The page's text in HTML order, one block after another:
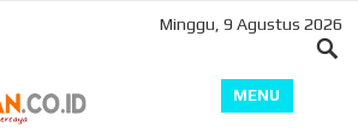
Minggu, 9 Agustus 2026
MENU